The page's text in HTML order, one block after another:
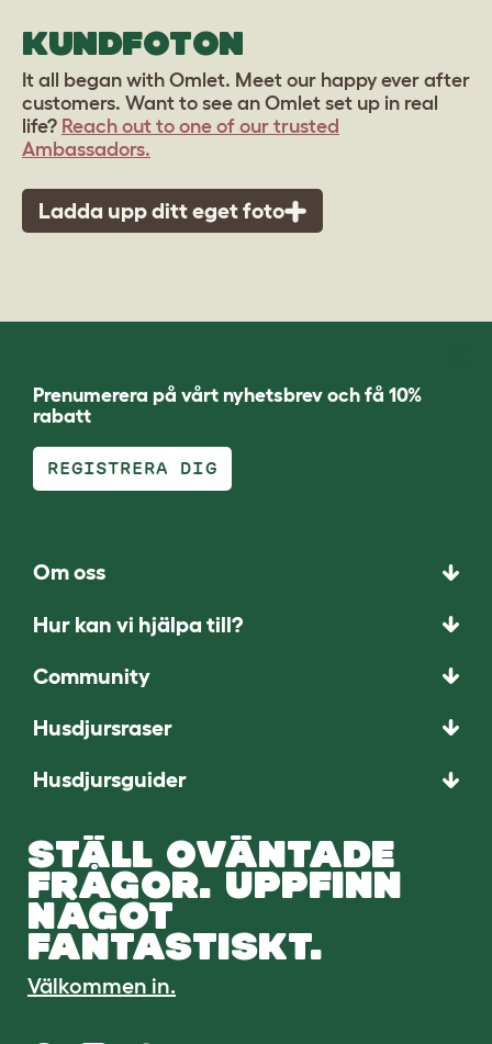
KUNDFOTON
It all began with Omlet. Meet our happy ever after
customers. Want to see an Omlet set up in real
life? Reach out to one of our trusted
Ambassadors.
Ladda upp ditt eget foto
Prenumerera på vårt nyhetsbrev och få 10%
rabatt
REGISTRERA DIG
Om oss
Hur kan vi hjälpa till?
Community
Husdjursraser
Husdjursguider
STÄLL OVÄNTADE
FRÅGOR. UPPFINN
NÅGOT
FANTASTISKT.
Välkommen in.